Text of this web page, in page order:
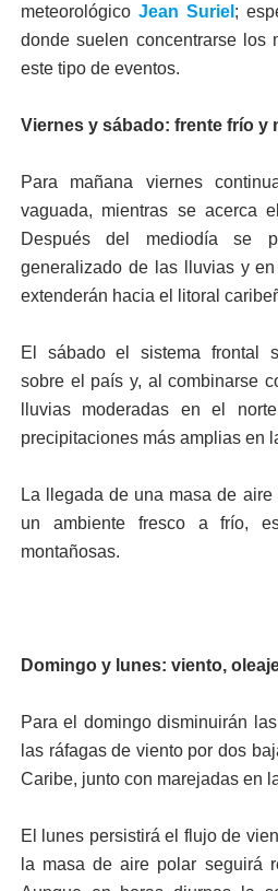
meteorológico Jean Suriel ;
donde suelen concentrarse los
este tipo de eventos.
Viernes y sábado: frente frío y
Para mañana viernes
vaguada, mientras se acerca
Después del mediodía se
generalizado de las lluvias y
extenderán hacia el litoral
El sábado el sistema frontal
sobre el país y, al combinarse
lluvias moderadas en el
precipitaciones más amplias en
La llegada de una masa de
un ambiente fresco a frío,
montañosas.
Domingo y lunes: viento,
Para el domingo disminuirán
las ráfagas de viento por dos
Caribe, junto con marejadas en
El lunes persistirá el flujo de
la masa de aire polar seguirá